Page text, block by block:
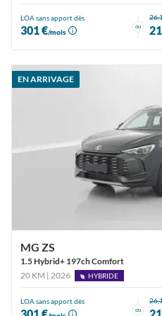
LOA sans apport dès
301 €/mois
ou
EN ARRIVAGE
MG ZS
1.5 Hybrid+ 197ch Comfort
20 KM | 2026
HYBRIDE
LOA sans apport dès
ou